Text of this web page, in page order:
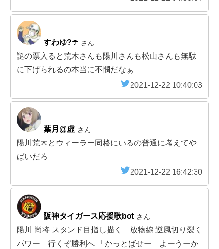
すわゆ?☂️ さん
謎の票入ると荒木さんも陽川さんも松山さんも無駄
に下げられるの本当に不憫だなぁ
2021-12-22 10:40:03
葉月@虚 さん
陽川荒木とウィーラー同格にいるの普通に考えてや
ばいだろ
2021-12-22 16:42:30
阪神タイガース応援歌bot さん
陽川 尚将 スタンド目指し描く 放物線 逆風切り裂く
パワー 行くぞ勝利へ 「かっとばせー よーうーか